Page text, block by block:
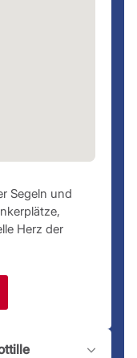
Segeln und
Herz der